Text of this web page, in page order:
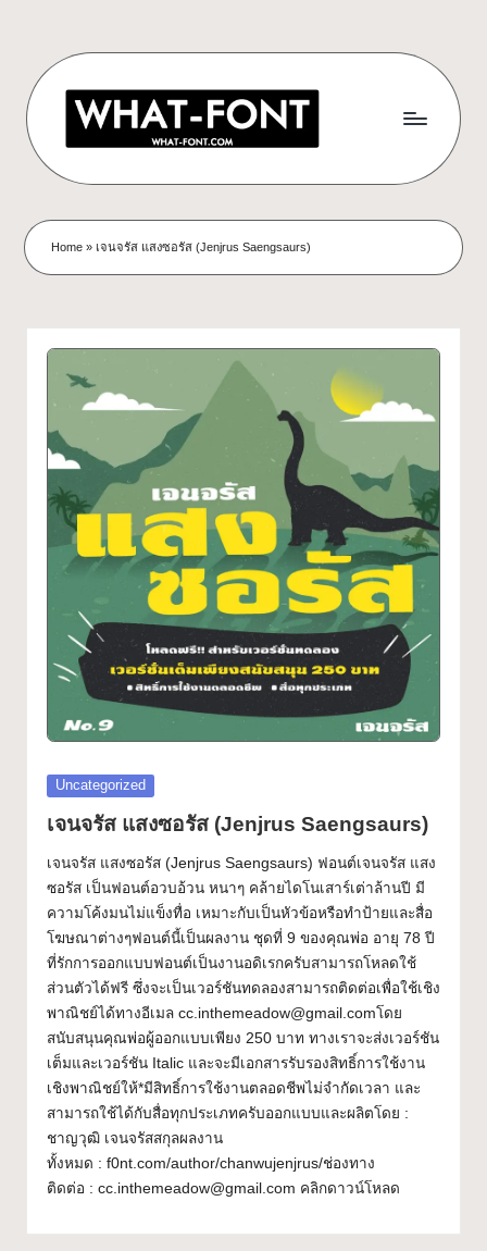
content
า
ว
โ
ห
ล
ด
ฟ
อ
น
ต์
ฟ
รี!
ร
ว
ม
ฟ
อ
น
ต์
ส
ว
ย
ๆ
ใ
ช้
ไ
ฟอนต์
ฟรี!
รวม
สวยๆ
ใช้ได้
ทุก
โปร
กต์
What-
Font
Home » เจนจรัส แสงซอรัส (Jenjrus Saengsaurs)
Posted
Uncategorized
เจนจรัส แสงซอรัส (Jenjrus Saengsaurs)
เจนจรัส แสงซอรัส (Jenjrus Saengsaurs) ฟอนต์เจนจรัส แสง
ซอรัส เป็นฟอนต์อวบอ้วน หนาๆ คล้ายไดโนเสาร์เต่าล้านปี มี
ความโค้งมนไม่แข็งทื่อ เหมาะกับเป็นหัวข้อหรือทำป้ายและสื่อ
โฆษณาต่างๆฟอนต์นี้เป็นผลงาน ชุดที่ 9 ของคุณพ่อ อายุ 78 ปี
ที่รักการออกแบบฟอนต์เป็นงานอดิเรกครับสามารถโหลดใช้
ส่วนตัวได้ฟรี ซึ่งจะเป็นเวอร์ชันทดลองสามารถติดต่อเพื่อใช้เชิง
พาณิชย์ได้ทางอีเมล cc.inthemeadow@gmail.comโดย
สนับสนุนคุณพ่อผู้ออกแบบเพียง 250 บาท ทางเราจะส่งเวอร์ชัน
เต็มและเวอร์ชัน Italic และจะมีเอกสารรับรองสิทธิ์การใช้งาน
เชิงพาณิชย์ให้*มีสิทธิ์การใช้งานตลอดชีพไม่จำกัดเวลา และ
สามารถใช้ได้กับสื่อทุกประเภทครับออกแบบและผลิตโดย :
ชาญวุฒิ เจนจรัสสกุลผลงาน
ทั้งหมด : f0nt.com/author/chanwujenjrus/ช่องทาง
ติดต่อ : cc.inthemeadow@gmail.com คลิกดาวน์โหลด